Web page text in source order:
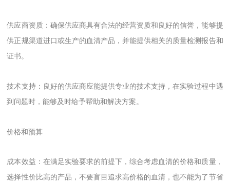
供应商资质：确保供应商具有合法的经营资质和良好的信誉，能够提
供正规渠道进口或生产的血清产品，并能提供相关的质量检测报告和
证书。
技术支持：良好的供应商应能提供专业的技术支持，在实验过程中遇
到问题时，能够及时给予帮助和解决方案。
价格和预算
成本效益：在满足实验要求的前提下，综合考虑血清的价格和质量，
选择性价比高的产品，不要盲目追求高价格的血清，也不能为了节省